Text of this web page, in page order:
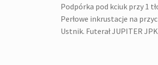
Podpórka pod kciuk przy 1
Perłowe inkrustacje na
Ustnik. Futerał JUPITER